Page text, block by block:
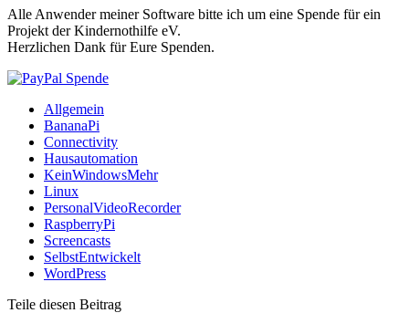
Alle Anwender meiner Software bitte ich um eine Spende für ein
Projekt der Kindernothilfe eV.
Herzlichen Dank für Eure Spenden.
Allgemein
BananaPi
Connectivity
Hausautomation
KeinWindowsMehr
Linux
PersonalVideoRecorder
RaspberryPi
Screencasts
SelbstEntwickelt
WordPress
Teile diesen Beitrag